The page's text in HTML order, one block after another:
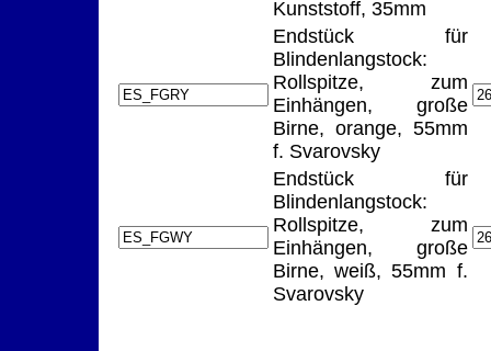
Kunststoff, 35mm
Endstück für
Blindenlangstock:
Rollspitze, zum
Einhängen, große
Birne, orange, 55mm
f. Svarovsky
Endstück für
Blindenlangstock:
Rollspitze, zum
Einhängen, große
Birne, weiß, 55mm f.
Svarovsky